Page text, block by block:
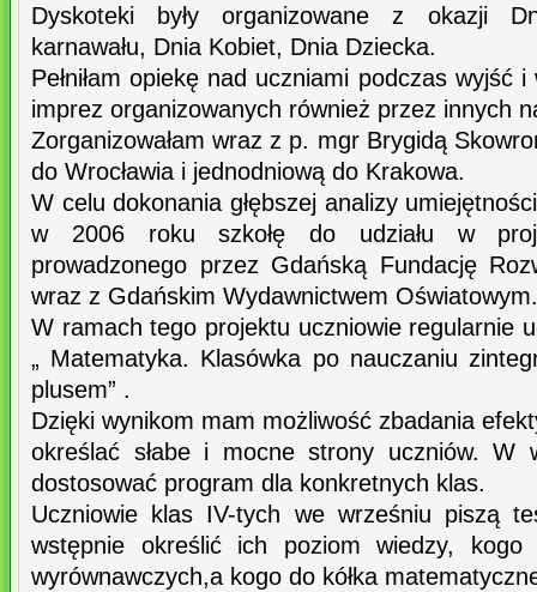
Dyskoteki były organizowane z okazji
karnawału, Dnia Kobiet, Dnia Dziecka.
Pełniłam opiekę nad uczniami podczas wyjść
imprez organizowanych również przez innych
Zorganizowałam wraz z p. mgr Brygidą
do Wrocławia i jednodniową do Krakowa.
W celu dokonania głębszej analizy
w 2006 roku szkołę do udziału w
prowadzonego przez Gdańską Fundację
wraz z Gdańskim Wydawnictwem Oświatowym.
W ramach tego projektu uczniowie regularnie
„ Matematyka. Klasówka po nauczaniu
plusem” .
Dzięki wynikom mam możliwość zbadania
określać słabe i mocne strony uczniów. W
dostosować program dla konkretnych klas.
Uczniowie klas IV-tych we wrześniu piszą
wstępnie określić ich poziom wiedzy, kogo
wyrównawczych,a kogo do kółka